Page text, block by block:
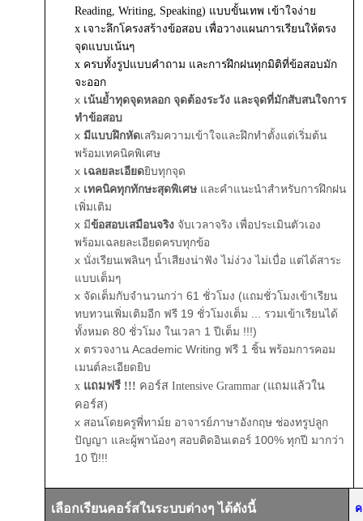
Reading, Writing, Speaking) แบบขั้นเทพ เข้าใจง่าย
x เจาะลึกโครงสร้างข้อสอบ เพื่อวางแผนการเรียนให้ตรง
จุดแบบเน้นๆ
x ครบทั้งรูปแบบคำถาม และการฝึกฝนทุกมิติที่ข้อสอบมัก
จะออก
x เน้นย้ำทุดจุดหลอก จุดต้องระวัง และจุดที่มักสับสนใจการ
ทำข้อสอบ
x มีแบบฝึกหัดเสริมความเข้าใจและฝึกทำตั้งแต่เริ่มต้น
พร้อมเทคนิคพิเศษ
x เฉลยละเอียดยิบทุกจุด
x เทคนิคทุกทักษะสุดพิเศษ และคำแนะนำสำหรับการฝึกฝน
เพิ่มเติม
x มีข้อสอบเสมือนจริง จับเวลาจริง เพื่อประเมินตัวเอง
พร้อมเฉลยละเอียดครบทุกข้อ
x นั่งเรียนเพลินๆ น้ำเสียงน่าฟัง ไม่ง่วง ไม่เบื่อ แต่ได้สาระ
แบบเต็มๆ
x จัดเต็มกับจำนวนกว่า 61 ชั่วโมง (แถมชั่วโมงเข้าเรียน
ทบทวนเพิ่มเติมอีก ฟรี 19 ชั่วโมงเต็ม ... รวมเข้าเรียนได้
ทั้งหมด 80 ชั่วโมง ในเวลา 1 ปีเต็ม !!!)
x ตรวจงาน Academic Writing ฟรี 1 ชิ้น พร้อมการคอม
เมนต์ละเอียดยิบ
x แถมฟรี !!! คอร์ส Intensive Grammar (แถมแล้วใน
คอร์ส)
x สอนโดยครูพี่ทาม์ย อาจารย์ภาษาอังกฤษ ช่องทรูปลูก
ปัญญา และผู้พาน้องๆ สอบติดอินเตอร์ 100% ทุกปี มากว่า
10 ปี!!!
เลือกเรียนคอร์สในระบบต่างๆ ได้ดังนี้